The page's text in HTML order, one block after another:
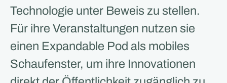
Technologie unter Beweis zu stellen.
Für ihre Veranstaltungen nutzen sie
einen Expandable Pod als mobiles
Schaufenster, um ihre Innovationen